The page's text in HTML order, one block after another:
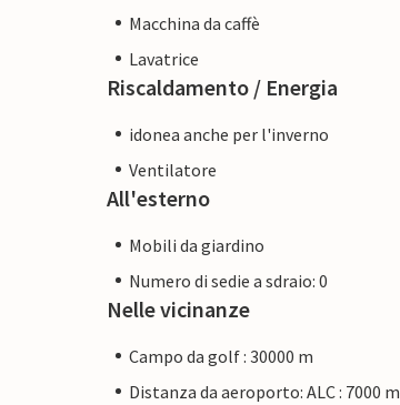
Macchina da caffè
Lavatrice
Riscaldamento / Energia
idonea anche per l'inverno
Ventilatore
All'esterno
Mobili da giardino
Numero di sedie a sdraio: 0
Nelle vicinanze
Campo da golf : 30000 m
Distanza da aeroporto: ALC : 7000 m